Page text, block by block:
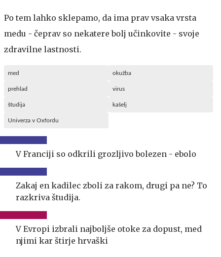
Po tem lahko sklepamo, da ima prav vsaka vrsta
medu - čeprav so nekatere bolj učinkovite - svoje
zdravilne lastnosti.
med okužba
prehlad virus
študija kašelj
Univerza v Oxfordu
V Franciji so odkrili grozljivo bolezen - ebolo
Zakaj en kadilec zboli za rakom, drugi pa ne? To
razkriva študija.
V Evropi izbrali najboljše otoke za dopust, med
njimi kar štirje hrvaški